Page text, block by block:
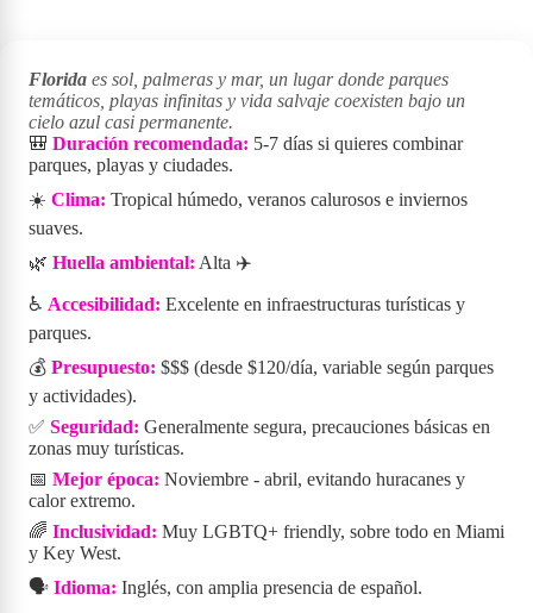
Florida es sol, palmeras y mar, un lugar donde parques
temáticos, playas infinitas y vida salvaje coexisten bajo un
cielo azul casi permanente.
🎒 Duración recomendada: 5-7 días si quieres combinar
parques, playas y ciudades.
☀️ Clima: Tropical húmedo, veranos calurosos e inviernos
suaves.
🌿 Huella ambiental: Alta ✈️
♿ Accesibilidad: Excelente en infraestructuras turísticas y
parques.
💰 Presupuesto: $$$ (desde $120/día, variable según parques
y actividades).
✅ Seguridad: Generalmente segura, precauciones básicas en
zonas muy turísticas.
📅 Mejor época: Noviembre - abril, evitando huracanes y
calor extremo.
🌈 Inclusividad: Muy LGBTQ+ friendly, sobre todo en Miami
y Key West.
🗣️ Idioma: Inglés, con amplia presencia de español.